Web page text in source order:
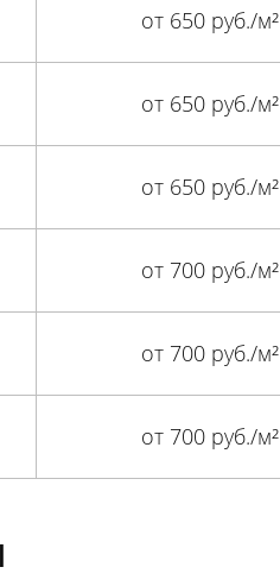
от 650 руб./м²
от 650 руб./м²
от 650 руб./м²
от 700 руб./м²
от 700 руб./м²
от 700 руб./м²